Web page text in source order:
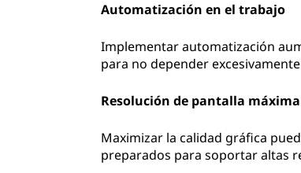
Automatización en el trabajo
Implementar automatización
para no depender
Resolución de pantalla máxima
Maximizar la calidad gráfica
preparados para soportar altas